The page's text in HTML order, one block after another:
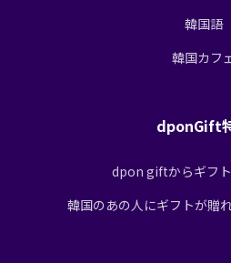
韓国語
韓国カフ
dponGift
dpon giftからギフ
韓国のあの人にギフトが贈